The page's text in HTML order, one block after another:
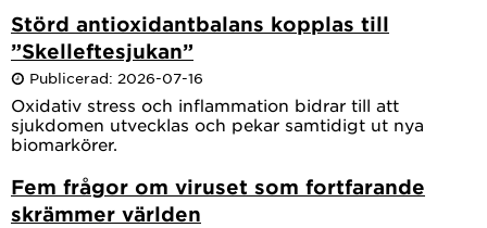
Störd antioxidantbalans kopplas till
”Skelleftesjukan”
Publicerad: 2026-07-16
Oxidativ stress och inflammation bidrar till att
sjukdomen utvecklas och pekar samtidigt ut nya
biomarkörer.
Fem frågor om viruset som fortfarande
skrämmer världen